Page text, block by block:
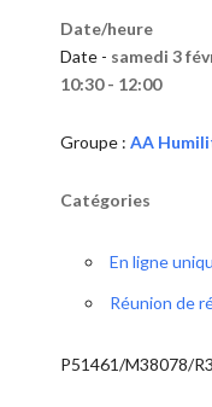
Date/heure
Date - samedi 3
10:30 - 12:00
Groupe : AA
Catégories
En ligne
Réunion de
P51461/M38078/